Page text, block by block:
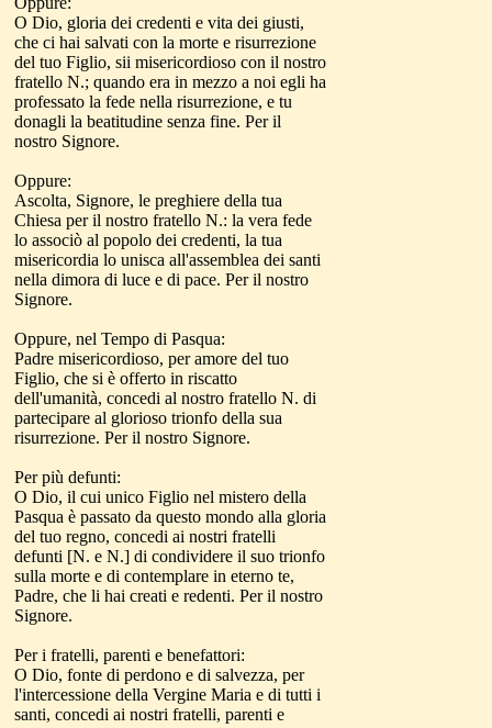
O Dio, gloria dei credenti e vita dei giusti,
che ci hai salvati con la morte e risurrezione
del tuo Figlio, sii misericordioso con il nostro
fratello N.; quando era in mezzo a noi egli ha
professato la fede nella risurrezione, e tu
donagli la beatitudine senza fine. Per il
nostro Signore.
Oppure:
Ascolta, Signore, le preghiere della tua
Chiesa per il nostro fratello N.: la vera fede
lo associò al popolo dei credenti, la tua
misericordia lo unisca all'assemblea dei santi
nella dimora di luce e di pace. Per il nostro
Signore.
Oppure, nel Tempo di Pasqua:
Padre misericordioso, per amore del tuo
Figlio, che si è offerto in riscatto
dell'umanità, concedi al nostro fratello N. di
partecipare al glorioso trionfo della sua
risurrezione. Per il nostro Signore.
Per più defunti:
O Dio, il cui unico Figlio nel mistero della
Pasqua è passato da questo mondo alla gloria
del tuo regno, concedi ai nostri fratelli
defunti [N. e N.] di condividere il suo trionfo
sulla morte e di contemplare in eterno te,
Padre, che li hai creati e redenti. Per il nostro
Signore.
Per i fratelli, parenti e benefattori:
O Dio, fonte di perdono e di salvezza, per
l'intercessione della Vergine Maria e di tutti i
santi, concedi ai nostri fratelli, parenti e